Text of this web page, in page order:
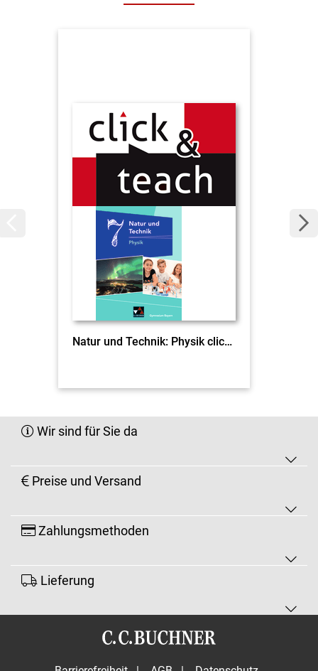
Natur und Technik: Physik click & teach 7 EL
Wir sind für Sie da
Preise und Versand
Zahlungsmethoden
Lieferung